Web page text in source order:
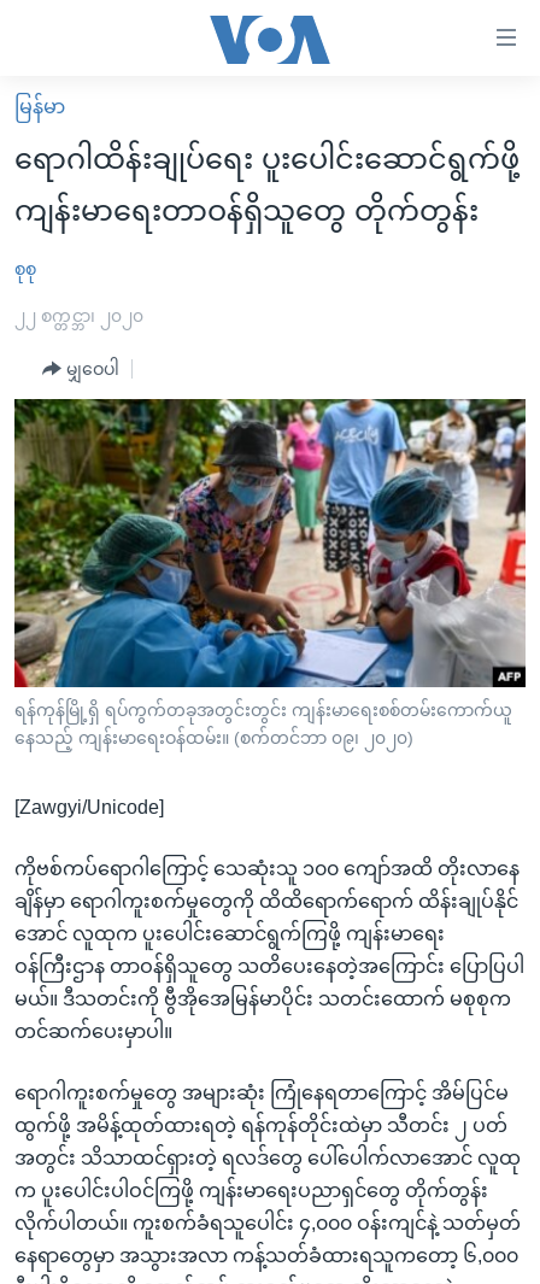
လွယ်ကူ
စေ
သည့်
Link
များ
ပင်မ
ကျော်
ကြည့်
ရန်
ပင်မ
အ
ညွန်း
စာမျက်နှာ
သို့
ကျော်
ကြည့်
ရန်
ရန်
သို့
ကျော်
ရန်
မူလစာမျက်နှာ
မြန်မာ
ကမ္ဘာ့သတင်းများ
အစ္စရေး-ပါလက်စတိုင်း
အင်္ဂလိပ်စာလေ့လာမယ်
အမေရိကန်သုံးအီဒီယံ
မကြေးမုံရဲ့ အင်္ဂလိပ်စာ
ရုပ်ရှင်ထဲက အင်္ဂလိပ်စာ
သုတပဒေသာ အင်္ဂလိပ်စာ
အပတ်စဉ်ကဏ္ဍများ
ရေဒီယို
တီဗွီ
ရေဒီယိုနှင့်ရုပ်သံ အချက်အလက်များ
ရေဒီယို/တီဗွီအစီအစဉ်
Learning English
ဗွီအိုအေ လူမှုကွန်ယက်များ
မြန်မာ
ရောဂါထိန်းချုပ်ရေး ပူးပေါင်းဆောင်ရွက်ဖို့
ကျန်းမာရေးတာဝန်ရှိသူတွေ တိုက်တွန်း
စုစု
၂၂ စက္တင္ဘာ၊ ၂၀၂၀
မျှဝေပါ
ရန်ကုန်မြို့ရှိ ရပ်ကွက်တခုအတွင်းတွင်း ကျန်းမာရေးစစ်တမ်းကောက်ယူ
နေသည့် ကျန်းမာရေးဝန်ထမ်း။ (စက်တင်ဘာ ၀၉၊ ၂၀၂၀)
[Zawgyi/Unicode]
ကိုဗစ်ကပ်ရောဂါကြောင့် သေဆုံးသူ ၁၀၀ ကျော်အထိ တိုးလာနေ
ချိန်မှာ ရောဂါကူးစက်မှုတွေကို ထိထိရောက်ရောက် ထိန်းချုပ်နိုင်
အောင် လူထုက ပူးပေါင်းဆောင်ရွက်ကြဖို့ ကျန်းမာရေး
ဝန်ကြီးဌာန တာဝန်ရှိသူတွေ သတိပေးနေတဲ့အကြောင်း ပြောပြပါ
မယ်။ ဒီသတင်းကို ဗွီအိုအေမြန်မာပိုင်း သတင်းထောက် မစုစုက
တင်ဆက်ပေးမှာပါ။
ရောဂါကူးစက်မှုတွေ အများဆုံး ကြုံနေရတာကြောင့် အိမ်ပြင်မ
ထွက်ဖို့ အမိန့်ထုတ်ထားရတဲ့ ရန်ကုန်တိုင်းထဲမှာ သီတင်း ၂ ပတ်
အတွင်း သိသာထင်ရှားတဲ့ ရလဒ်တွေ ပေါ်ပေါက်လာအောင် လူထု
က ပူးပေါင်းပါဝင်ကြဖို့ ကျန်းမာရေးပညာရှင်တွေ တိုက်တွန်း
လိုက်ပါတယ်။ ကူးစက်ခံရသူပေါင်း ၄,၀၀၀ ဝန်းကျင်နဲ့ သတ်မှတ်
နေရာတွေမှာ အသွားအလာ ကန့်သတ်ခံထားရသူကတော့ ၆,၀၀၀